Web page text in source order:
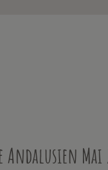
Andalusien Mai